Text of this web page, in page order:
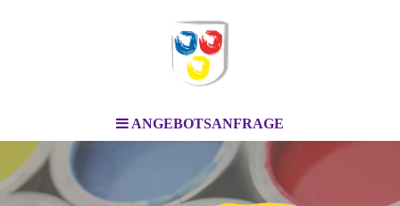
ANGEBOTSANFRAGE